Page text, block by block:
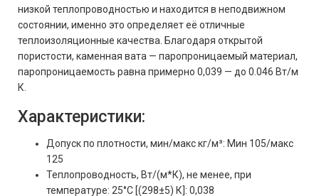
низкой теплопроводностью и находится в неподвижном
состоянии, именно это определяет её отличные
теплоизоляционные качества. Благодаря открытой
пористости, каменная вата — паропроницаемый материал,
паропроницаемость равна примерно 0,039 — до 0.046 Вт/м
К.
Характеристики:
Допуск по плотности, мин/макс кг/м³: Мин 105/макс
125
Теплопроводность, Вт/(м*К), не менее, при
температуре: 25°С [(298±5) К]: 0,038